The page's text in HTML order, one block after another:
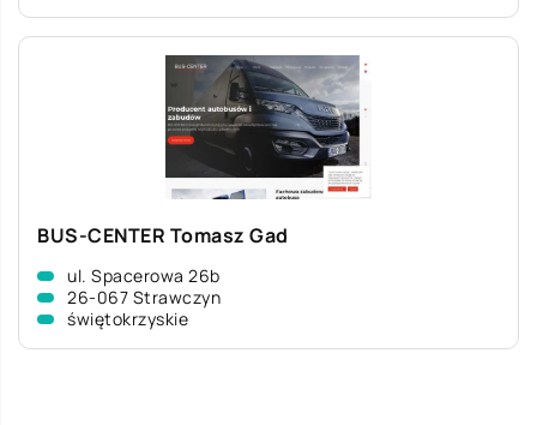
BUS-CENTER Tomasz Gad
ul. Spacerowa 26b
26-067 Strawczyn
świętokrzyskie